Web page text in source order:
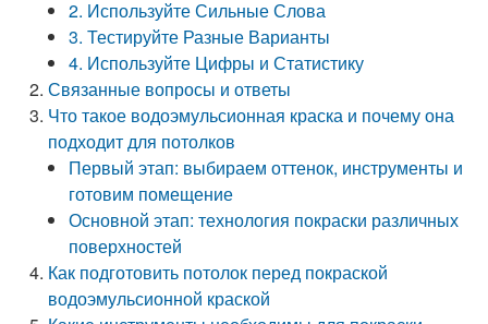
2. Используйте Сильные Слова
3. Тестируйте Разные Варианты
4. Используйте Цифры и Статистику
Связанные вопросы и ответы
Что такое водоэмульсионная краска и почему она
подходит для потолков
Первый этап: выбираем оттенок, инструменты и
готовим помещение
Основной этап: технология покраски различных
поверхностей
Как подготовить потолок перед покраской
водоэмульсионной краской